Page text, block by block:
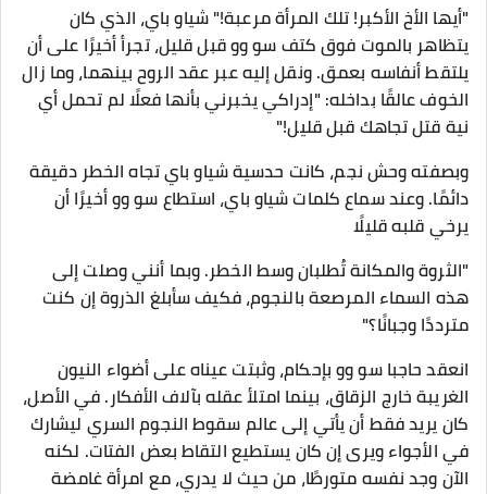
"أيها الأخ الأكبر! تلك المرأة مرعبة!" شياو باي، الذي كان
يتظاهر بالموت فوق كتف سو وو قبل قليل، تجرأ أخيرًا على أن
يلتقط أنفاسه بعمق. ونقل إليه عبر عقد الروح بينهما، وما زال
الخوف عالقًا بداخله: "إدراكي يخبرني بأنها فعلًا لم تحمل أي
نية قتل تجاهك قبل قليل!"
وبصفته وحش نجم، كانت حدسية شياو باي تجاه الخطر دقيقة
دائمًا. وعند سماع كلمات شياو باي، استطاع سو وو أخيرًا أن
يرخي قلبه قليلًا
"الثروة والمكانة تُطلبان وسط الخطر. وبما أنني وصلت إلى
هذه السماء المرصعة بالنجوم، فكيف سأبلغ الذروة إن كنت
مترددًا وجبانًا؟"
انعقد حاجبا سو وو بإحكام، وثبتت عيناه على أضواء النيون
الغريبة خارج الزقاق، بينما امتلأ عقله بآلاف الأفكار. في الأصل،
كان يريد فقط أن يأتي إلى عالم سقوط النجوم السري ليشارك
في الأجواء ويرى إن كان يستطيع التقاط بعض الفتات. لكنه
الآن وجد نفسه متورطًا، من حيث لا يدري، مع امرأة غامضة